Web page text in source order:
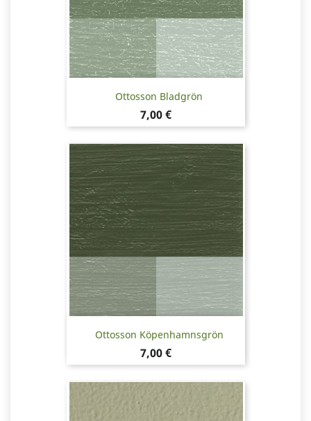
Ottosson Bladgrön
Pris
7,00 €
Ottosson Köpenhamnsgrön
Pris
7,00 €